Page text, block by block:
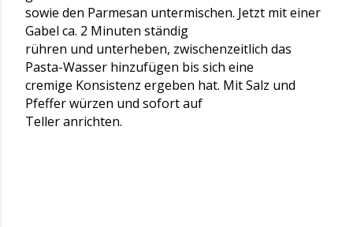
sowie den Parmesan untermischen. Jetzt mit einer
Gabel ca. 2 Minuten ständig
rühren und unterheben, zwischenzeitlich das
Pasta-Wasser hinzufügen bis sich eine
cremige Konsistenz ergeben hat. Mit Salz und
Pfeffer würzen und sofort auf
Teller anrichten.